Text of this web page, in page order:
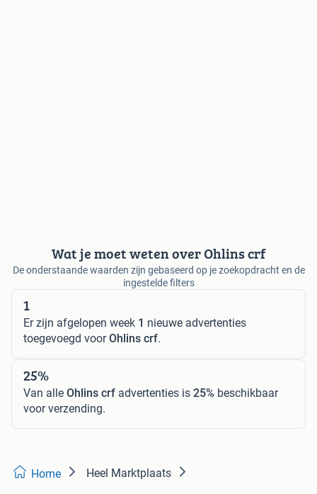
Wat je moet weten over Ohlins crf
De onderstaande waarden zijn gebaseerd op je zoekopdracht en de
ingestelde filters
1
Er zijn afgelopen week 1 nieuwe advertenties
toegevoegd voorOhlins crf.
25%
Van alle Ohlins crf advertenties is 25% beschikbaar
voor verzending.
Home Heel Marktplaats